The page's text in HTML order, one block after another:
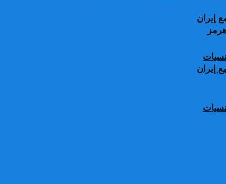
إيران
إيران